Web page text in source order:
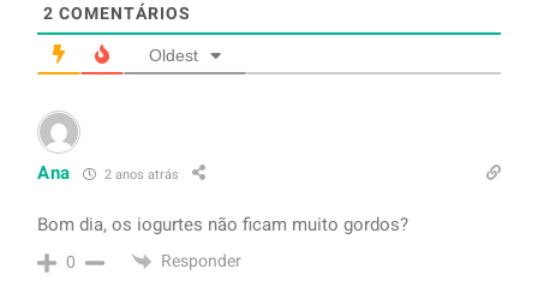
2 COMENTÁRIOS
Oldest
Ana 2 anos atrás
Bom dia, os iogurtes não ficam muito gordos?
0 Responder